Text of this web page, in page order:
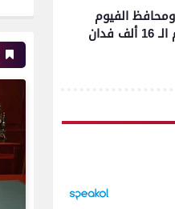
ومحافظ الفيوم